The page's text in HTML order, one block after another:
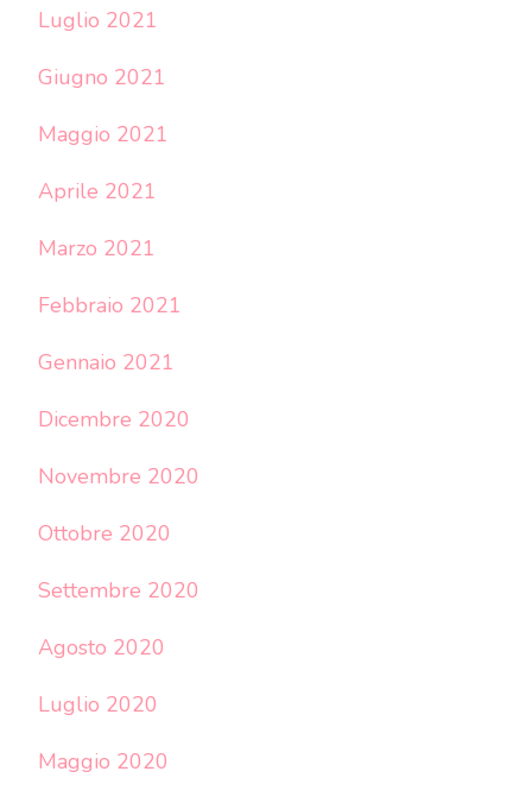
Luglio 2021
Giugno 2021
Maggio 2021
Aprile 2021
Marzo 2021
Febbraio 2021
Gennaio 2021
Dicembre 2020
Novembre 2020
Ottobre 2020
Settembre 2020
Agosto 2020
Luglio 2020
Maggio 2020